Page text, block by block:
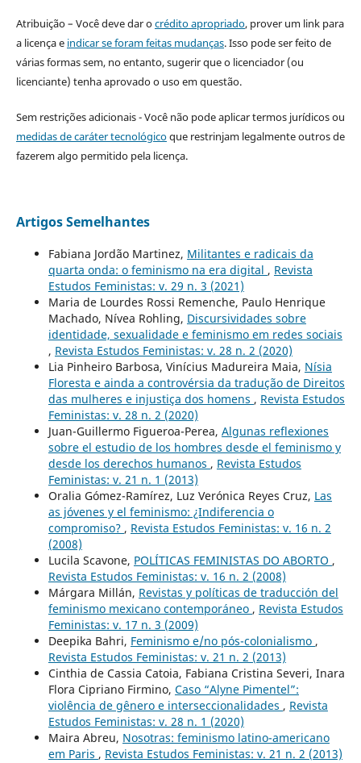
Atribuição – Você deve dar ocrédito apropriado, prover um link para
a licença e indicar se foram feitas mudanças. Isso pode ser feito de
várias formas sem, no entanto, sugerir que o licenciador (ou
licenciante) tenha aprovado o uso em questão.
Sem restrições adicionais - Você não pode aplicar termos jurídicos ou
medidas de caráter tecnológicoque restrinjam legalmente outros de
fazerem algo permitido pela licença.
Artigos Semelhantes
Fabiana Jordão Martinez, Militantes e radicais da
quarta onda: o feminismo na era digital , Revista
Estudos Feministas: v. 29 n. 3 (2021)
Maria de Lourdes Rossi Remenche, Paulo Henrique
Machado, Nívea Rohling, Discursividades sobre
identidade, sexualidade e feminismo em redes sociais
, Revista Estudos Feministas: v. 28 n. 2 (2020)
Lia Pinheiro Barbosa, Vinícius Madureira Maia, Nísia
Floresta e ainda a controvérsia da tradução de Direitos
das mulheres e injustiça dos homens , Revista Estudos
Feministas: v. 28 n. 2 (2020)
Juan-Guillermo Figueroa-Perea, Algunas reflexiones
sobre el estudio de los hombres desde el feminismo y
desde los derechos humanos , Revista Estudos
Feministas: v. 21 n. 1 (2013)
Oralia Gómez-Ramírez, Luz Verónica Reyes Cruz, Las
as jóvenes y el feminismo: ¿Indiferencia o
compromiso? , Revista Estudos Feministas: v. 16 n. 2
(2008)
Lucila Scavone, POLÍTICAS FEMINISTAS DO ABORTO ,
Revista Estudos Feministas: v. 16 n. 2 (2008)
Márgara Millán, Revistas y políticas de traducción del
feminismo mexicano contemporáneo , Revista Estudos
Feministas: v. 17 n. 3 (2009)
Deepika Bahri, Feminismo e/no pós-colonialismo ,
Revista Estudos Feministas: v. 21 n. 2 (2013)
Cinthia de Cassia Catoia, Fabiana Cristina Severi, Inara
Flora Cipriano Firmino, Caso “Alyne Pimentel”:
violência de gênero e interseccionalidades , Revista
Estudos Feministas: v. 28 n. 1 (2020)
Maira Abreu, Nosotras: feminismo latino-americano
em Paris , Revista Estudos Feministas: v. 21 n. 2 (2013)